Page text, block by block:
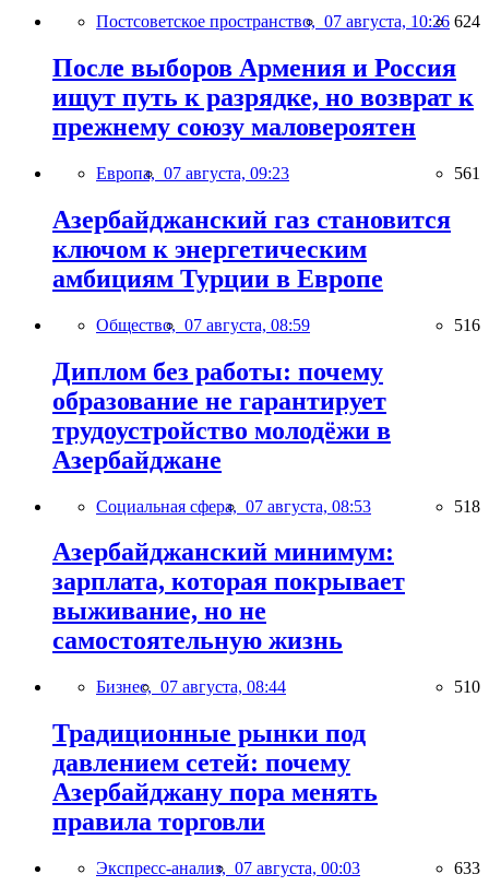
Постсоветское пространство, 07 августа, 10:26 624
После выборов Армения и Россия
ищут путь к разрядке, но возврат к
прежнему союзу маловероятен
Европа, 07 августа, 09:23 561
Азербайджанский газ становится
ключом к энергетическим
амбициям Турции в Европе
Общество, 07 августа, 08:59 516
Диплом без работы: почему
образование не гарантирует
трудоустройство молодёжи в
Азербайджане
Социальная сфера, 07 августа, 08:53 518
Азербайджанский минимум:
зарплата, которая покрывает
выживание, но не
самостоятельную жизнь
Бизнес, 07 августа, 08:44 510
Традиционные рынки под
давлением сетей: почему
Азербайджану пора менять
правила торговли
Экспресс-анализ, 07 августа, 00:03 633